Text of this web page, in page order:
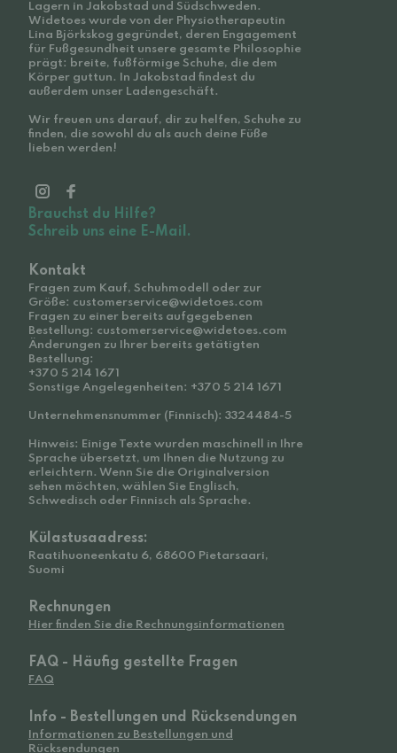
Lagern in Jakobstad und Südschweden.
Widetoes wurde von der Physiotherapeutin
Lina Björkskog gegründet, deren Engagement
für Fußgesundheit unsere gesamte Philosophie
prägt: breite, fußförmige Schuhe, die dem
Körper guttun. In Jakobstad findest du
außerdem unser Ladengeschäft.
Wir freuen uns darauf, dir zu helfen, Schuhe zu
finden, die sowohl du als auch deine Füße
lieben werden!
Brauchst du Hilfe?
Schreib uns eine E-Mail.
Kontakt
Fragen zum Kauf, Schuhmodell oder zur
Größe: customerservice@widetoes.com
Fragen zu einer bereits aufgegebenen
Bestellung: customerservice@widetoes.com
Änderungen zu Ihrer bereits getätigten
Bestellung:
+370 5 214 1671
Sonstige Angelegenheiten: +370 5 214 1671
Unternehmensnummer (Finnisch): 3324484-5
Hinweis: Einige Texte wurden maschinell in Ihre
Sprache übersetzt, um Ihnen die Nutzung zu
erleichtern. Wenn Sie die Originalversion
sehen möchten, wählen Sie Englisch,
Schwedisch oder Finnisch als Sprache.
Külastusaadress:
Raatihuoneenkatu 6, 68600 Pietarsaari,
Suomi
Rechnungen
Hier finden Sie die Rechnungsinformationen
FAQ - Häufig gestellte Fragen
FAQ
Info - Bestellungen und Rücksendungen
Informationen zu Bestellungen und
Rücksendungen